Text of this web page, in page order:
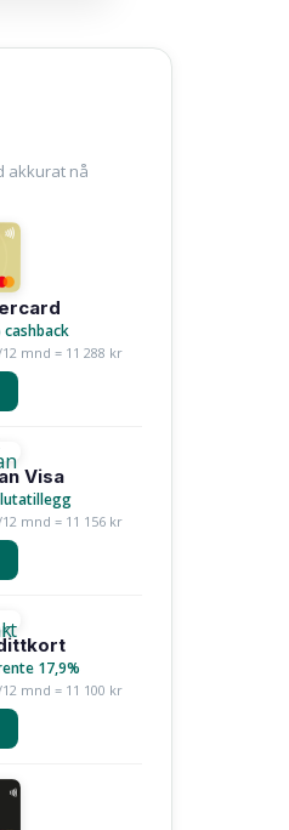
akkurat nå
cashback
mnd = 11 288 kr
Visa
mnd = 11 156 kr
17,9%
mnd = 11 100 kr